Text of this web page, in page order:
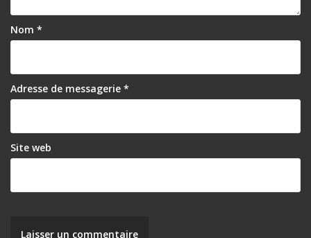
Nom *
Adresse de messagerie *
Site web